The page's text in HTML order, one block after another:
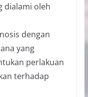
dialami oleh
dengan
yang
perlakuan
terhadap